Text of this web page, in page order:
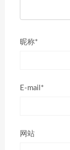
昵称*
E-mail*
网站